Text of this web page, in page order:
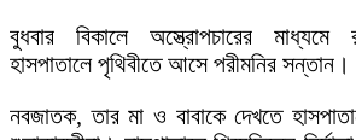
বুধবার বিকালে অস্ত্রোপচারের মাধ্যমে
হাসপাতালে পৃথিবীতে আসে পরীমনির সন্তান।
নবজাতক, তার মা ও বাবাকে দেখতে